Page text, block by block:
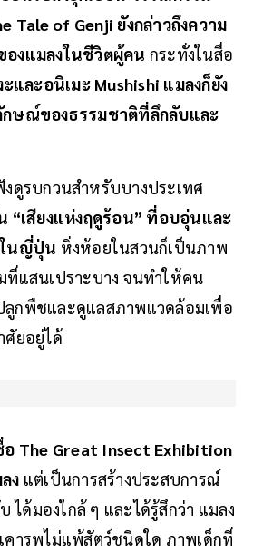
Tale of Genji ยังกล่าวถึงความ
งแมลงในชีวิตผู้คน กระทั่งในสื่อ
ะและอนิเมะ Mushishi แมลงก็ยัง
ษณ์ของธรรมชาติที่ลึกลับและ
ดูรบกวนสำหรับบางประเทศ
“เสียงแห่งฤดูร้อน” ที่อบอุ่นและ
ในญี่ปุ่น หิ่งห้อยในสวนก็เป็นภาพ
ที่แสนเปราะบาง จนทำให้คน
ลูกพืชและดูแลสภาพแวดล้อมเพื่อ
ศัยอยู่ได้
อ The Great Insect Exhibition
ง แต่เป็นการสร้างประสบการณ์
ได้มองใกล้ ๆ และได้รู้สึกว่า แมลง
คารพไม่แพ้สัตว์ชนิดใด ภาพเด็กที่